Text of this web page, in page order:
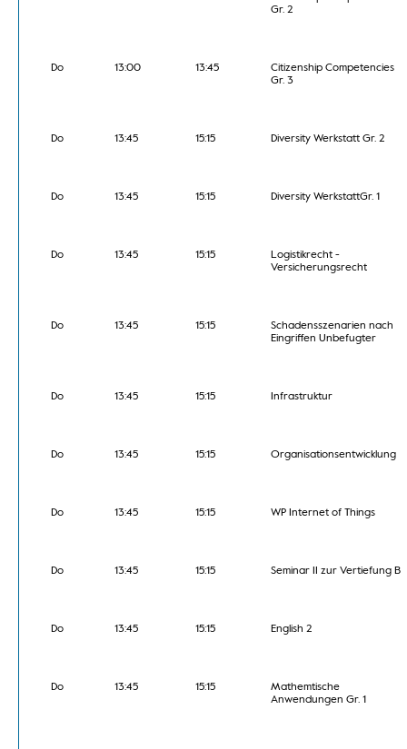
Gr. 2
Do 13:00 13:45
Citizenship Competencies
Gr. 3
Do 13:45 15:15 Diversity Werkstatt Gr. 2
Do 13:45 15:15 Diversity WerkstattGr. 1
Do 13:45 15:15
Logistikrecht -
Versicherungsrecht
Do 13:45 15:15
Schadensszenarien nach
Eingriffen Unbefugter
Do 13:45 15:15 Infrastruktur
Do 13:45 15:15 Organisationsentwicklung
Do 13:45 15:15 WP Internet of Things
Do 13:45 15:15 Seminar II zur Vertiefung B
Do 13:45 15:15 English 2
Do 13:45 15:15
Mathemtische
Anwendungen Gr. 1